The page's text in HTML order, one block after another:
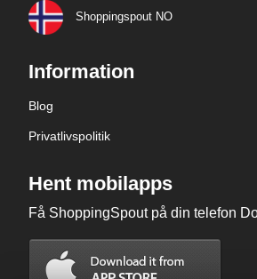
Shoppingspout NO
Information
Blog
Privatlivspolitik
Hent mobilapps
Få ShoppingSpout på din telefon